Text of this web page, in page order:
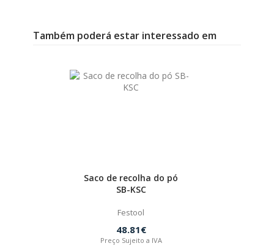
Também poderá estar interessado em
Saco de recolha do pó
SB-KSC
Festool
48.81€
Preço Sujeito a IVA